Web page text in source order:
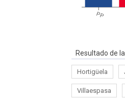
PP
Resultado de
Hortigüela
Villaespasa